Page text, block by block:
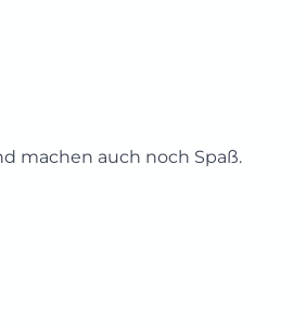
machen auch noch Spaß.